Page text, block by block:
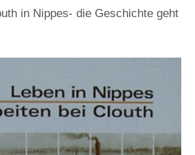
in Nippes- die Geschichte geht